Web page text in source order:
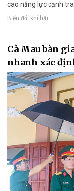
cao năng lực cạnh
Biến đổi khí hậu
Cà Mau bàn
nhanh xác